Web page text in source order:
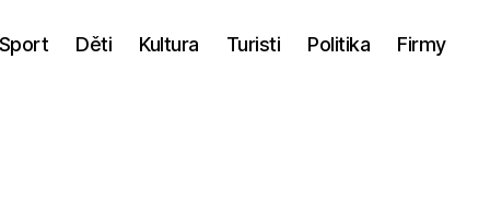
Děti Kultura Turisti Politika Firmy